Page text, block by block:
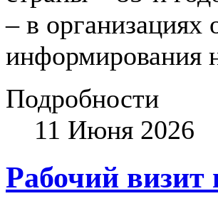
– в организациях
информирования
Подробности
11 Июня 2026
Рабочий визит